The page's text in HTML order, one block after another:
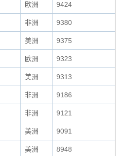
欧洲 9424
非洲 9380
美洲 9375
欧洲 9323
美洲 9313
非洲 9186
非洲 9121
美洲 9091
美洲 8948